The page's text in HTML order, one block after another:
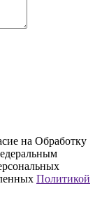
на Обработку
Политикой